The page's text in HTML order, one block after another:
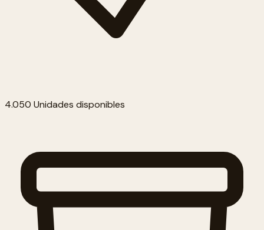
4.050 Unidades disponibles